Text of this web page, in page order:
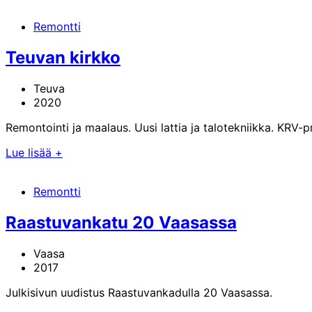
Remontti
Teuvan kirkko
Teuva
2020
Remontointi ja maalaus. Uusi lattia ja talotekniikka. KRV-
Lue lisää +
Remontti
Raastuvankatu 20 Vaasassa
Vaasa
2017
Julkisivun uudistus Raastuvankadulla 20 Vaasassa.